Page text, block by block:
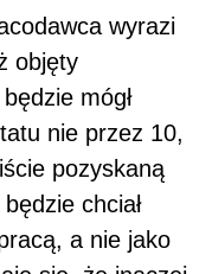
wyrazi
objęty
mógł
nie przez 10,
pozyskaną
chciał
a nie jako